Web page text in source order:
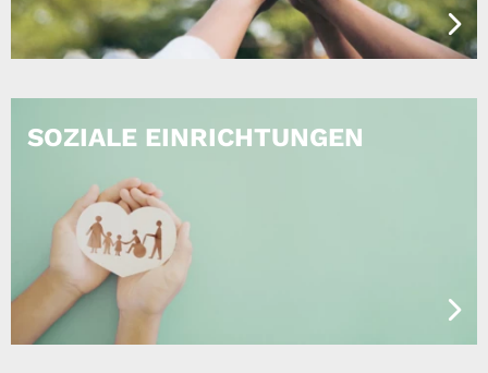
SOZIALE EINRICHTUNGEN